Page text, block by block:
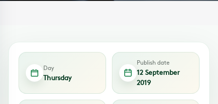
Day
Thursday
Publish date
12 September
2019